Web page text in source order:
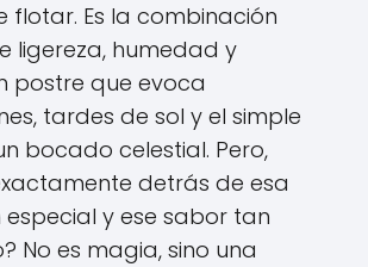
flotar. Es la combinación
ligereza, humedad y
postre que evoca
tardes de sol y el simple
bocado celestial. Pero,
detrás de esa
y ese sabor tan
No es magia, sino una